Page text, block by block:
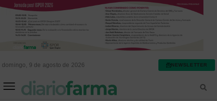
domingo, 9 de agosto de 2026 NEWSLETTER